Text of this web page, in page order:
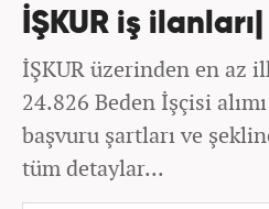
İŞKUR iş ilanları|
İŞKUR üzerinden en az
24.826 Beden İşçisi
başvuru şartları ve
tüm detaylar...